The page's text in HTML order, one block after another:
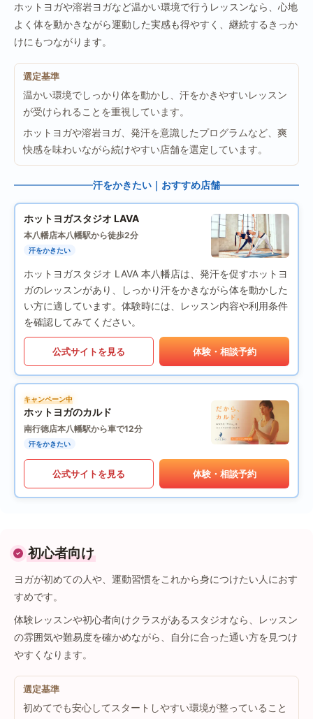
ホットヨガや溶岩ヨガなど温かい環境で行うレッスンなら、心地
よく体を動かきながら運動した実感も得やすく、継続するきっか
けにもつながります。
選定基準
温かい環境でしっかり体を動かし、汗をかきやすいレッスン
が受けられることを重視しています。
ホットヨガや溶岩ヨガ、発汗を意識したプログラムなど、爽
快感を味わいながら続けやすい店舗を選定しています。
汗をかきたい｜おすすめ店舗
ホットヨガスタジオ LAVA
本八幡店本八幡駅から徒歩2分
汗をかきたい
ホットヨガスタジオ LAVA 本八幡店は、発汗を促すホットヨ
ガのレッスンがあり、しっかり汗をかきながら体を動かした
い方に適しています。体験時には、レッスン内容や利用条件
を確認してみてください。
公式サイトを見る 体験・相談予約
キャンペーン中
ホットヨガのカルド
南行徳店本八幡駅から車で12分
汗をかきたい
公式サイトを見る 体験・相談予約
初心者向け
ヨガが初めての人や、運動習慣をこれから身につけたい人におす
すめです。
体験レッスンや初心者向けクラスがあるスタジオなら、レッスン
の雰囲気や難易度を確かめながら、自分に合った通い方を見つけ
やすくなります。
選定基準
初めてでも安心してスタートしやすい環境が整っていること